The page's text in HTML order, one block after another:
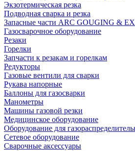
Экзотермическая резка
Подводная сварка и резка
Запасные части ARC GOUGING &
Газосварочное оборудование
Резаки
Горелки
Запчасти к резакам и горелкам
Редукторы
Газовые вентили для сварки
Рукава напорные
Баллоны для газосварки
Манометры
Машины газовой резки
Медицинское оборудование
Оборудование для
Сетевое оборудование
Сварочные аксессуары